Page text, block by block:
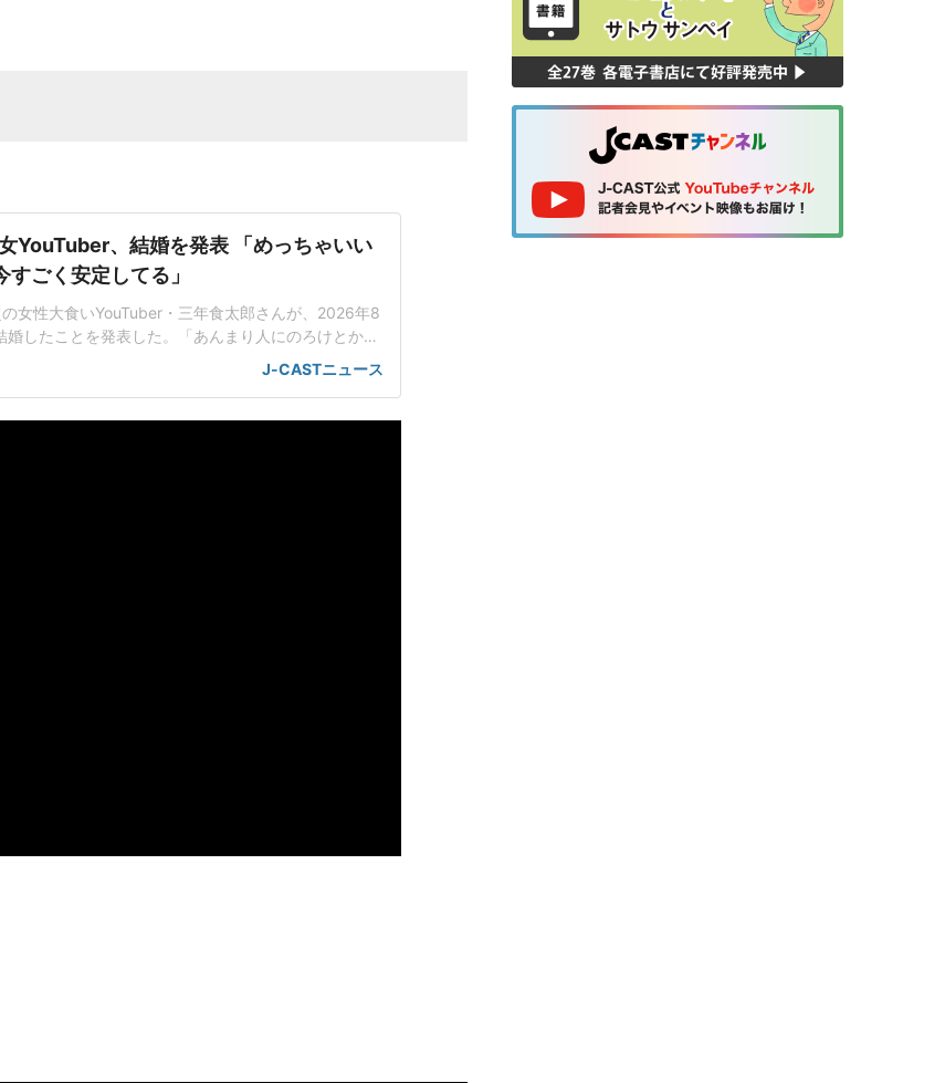
YouTuber、結婚を発表 「めっちゃいい
ごく安定してる」
女性大食いYouTuber・三年食太郎さんが、2026年8
婚したことを発表した。「あんまり人にのろけとかし
年3月31日以来の更新となったYouTubeで、三年食
た」と発表した。その後は、マクドナルドのメニュ
J-CASTニュース